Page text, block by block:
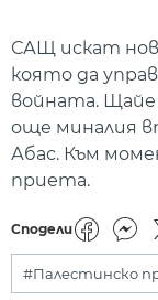
САЩ искат
която да
войната. Щайе
още миналия
Абас. Към
приета.
Сподели
#Палестинско